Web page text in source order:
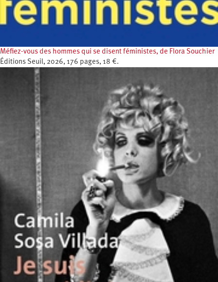
Méfiez-vous des hommes qui se disent féministes, de Flora Souchier
Éditions Seuil, 2026, 176 pages, 18 €.